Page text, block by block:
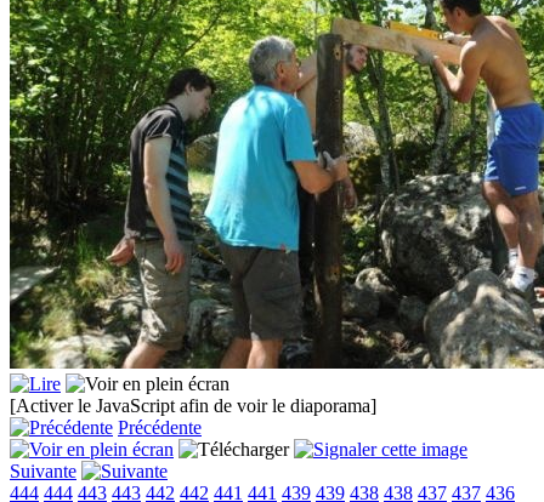
[Activer le JavaScript afin de voir le diaporama]
Précédente
Suivante
444 444 443 443 442 442 441 441 439 439 438 438 437 437 436